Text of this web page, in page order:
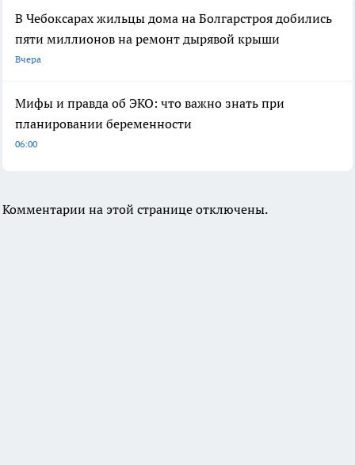
В Чебоксарах жильцы дома на Болгарстроя добились
пяти миллионов на ремонт дырявой крыши
Вчера
Мифы и правда об ЭКО: что важно знать при
планировании беременности
06:00
Комментарии на этой странице отключены.